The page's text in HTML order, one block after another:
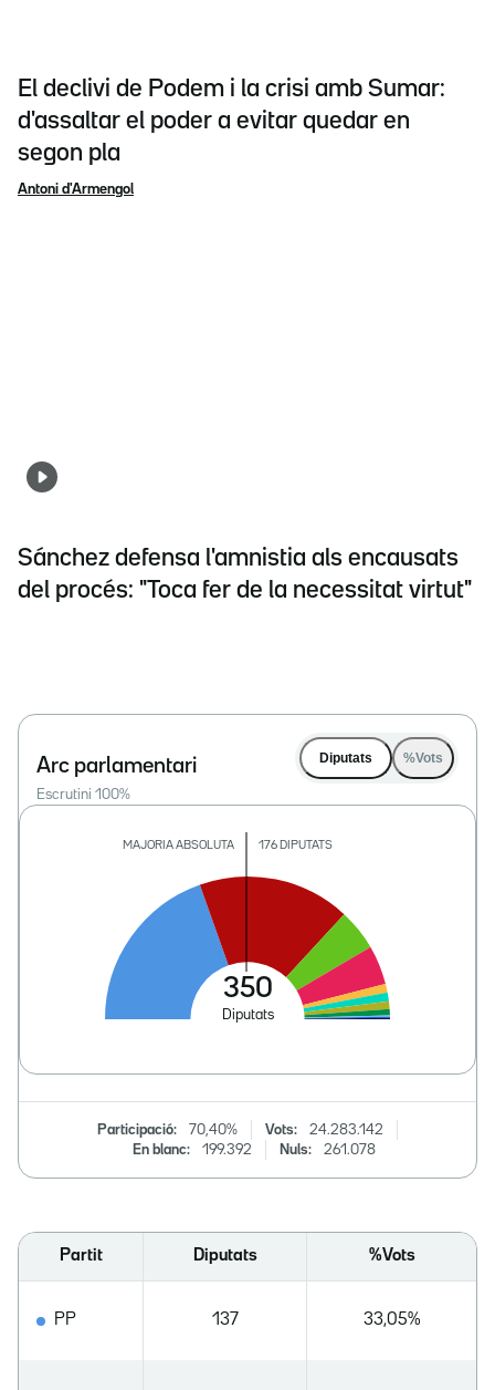
El declivi de Podem i la crisi amb Sumar:
d'assaltar el poder a evitar quedar en
segon pla
Antoni d'Armengol
Sánchez defensa l'amnistia als encausats
del procés: "Toca fer de la necessitat virtut"
Arc parlamentari
Escrutini 100%
Diputats %Vots
Participació: 70,40% Vots:
24.283.142
En blanc:
199.392 Nuls: 261.078
Partit Diputats %Vots
PP 137 33,05%